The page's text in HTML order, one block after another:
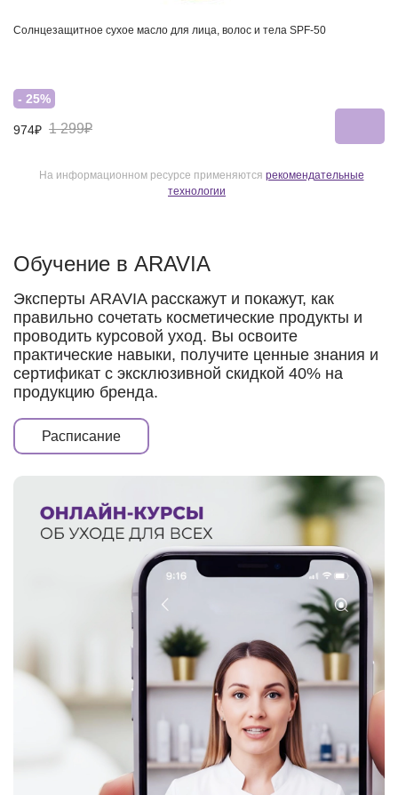
Солнцезащитное сухое масло для лица, волос и тела SPF-50
- 25%
974₽ 1 299₽
На информационном ресурсе применяются рекомендательные
технологии
Обучение в ARAVIA
Эксперты ARAVIA расскажут и покажут, как
правильно сочетать косметические продукты и
проводить курсовой уход. Вы освоите
практические навыки, получите ценные знания и
сертификат с эксклюзивной скидкой 40% на
продукцию бренда.
Расписание